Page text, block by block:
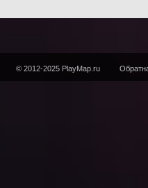
© 2012-2025 PlayMap.ru